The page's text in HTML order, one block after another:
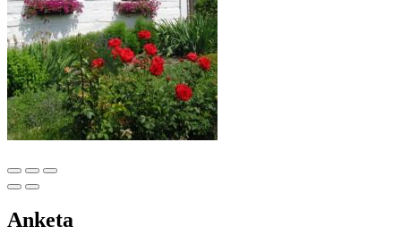
Anketa